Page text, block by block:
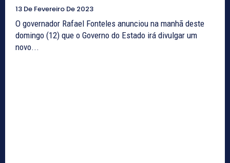
13 De Fevereiro De 2023
O governador Rafael Fonteles anunciou na manhã deste
domingo (12) que o Governo do Estado irá divulgar um
novo...